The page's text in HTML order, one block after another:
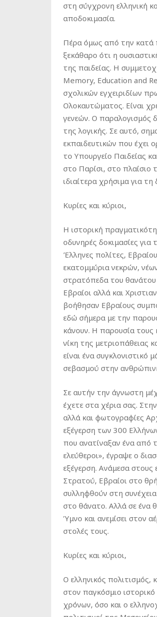
στη σύγχρονη ελληνική
αποδοκιμασία.
Πέρα όμως από την κατά
ξεκάθαρο ότι η
της παιδείας. Η
Memory, Education and
σχολικών εγχειριδίων
Ολοκαυτώματος. Είναι
γενεών. Ο παραλογισμός
της λογικής. Σε αυτό,
εκπαιδευτικών που έχει
το Υπουργείο Παιδείας
στο Παρίσι, στο
ιδιαίτερα χρήσιμα για
Κυρίες και κύριοι,
Η ιστορική
οδυνηρές δοκιμασίες
Έλληνες πολίτες,
εκατομμύρια νεκρών,
στρατόπεδα του
Εβραίοι αλλά και
βοήθησαν Εβραίους
εδώ σήμερα με την
κάνουν. Η παρουσία τους
νίκη της μετριοπάθειας
είναι ένα
σεβασμού στην
Σε αυτήν την άγνωστη
έχετε στα χέρια σας.
αλλά και φωτογραφίες
εξέγερση των 300
που ανατίναξαν ένα από
ελεύθεροι», έγραψε ο
εξέγερση. Ανάμεσα στους
Στρατού, Εβραίοι στο
συλληφθούν στη
στο θάνατο. Αλλά σε ένα
Ύμνο και ανεμίσει στον
στολές τους.
Κυρίες και κύριοι,
Ο ελληνικός πολιτισμός,
στον παγκόσμιο
χρόνων, όσο και ο